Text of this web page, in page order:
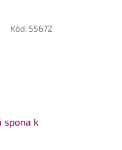
spona k
Kód: 55672